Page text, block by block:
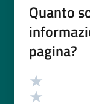
Quanto
pagina?
Valutazione